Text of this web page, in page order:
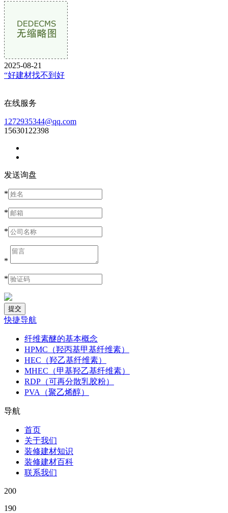
2025-08-21
“好建材找不到好
在线服务
1272935344@qq.com
15630122398
发送询盘
*
*
*
*
*
快捷导航
纤维素醚的基本概念
HPMC（羟丙基甲基纤维素）
HEC（羟乙基纤维素）
MHEC（甲基羟乙基纤维素）
RDP（可再分散乳胶粉）
PVA（聚乙烯醇）
导航
首页
关于我们
装修建材知识
装修建材百科
联系我们
200
190